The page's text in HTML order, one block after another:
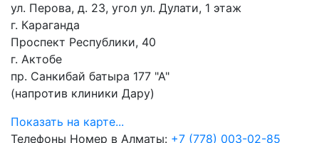
ул. Перова, д. 23, угол ул. Дулати, 1 этаж
г. Караганда
Проспект Республики, 40
г. Актобе
пр. Санкибай батыра 177 "А"
(напротив клиники Дару)
Показать на карте...
Телефоны Номер в Алматы: +7 (778) 003-02-85